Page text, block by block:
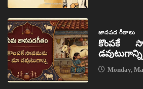
జానపద గీతాలు
కొంపకే
Monday,